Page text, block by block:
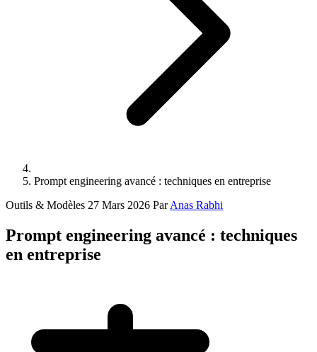
Prompt engineering avancé : techniques en entreprise
Outils & Modèles 27 Mars 2026 ParAnas Rabhi
Prompt engineering avancé : techniques
en entreprise